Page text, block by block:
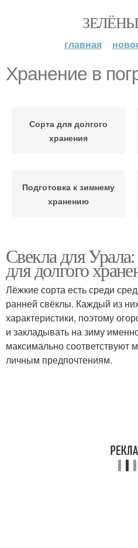
главная
Хранение в
Сорта для долгого
хранения
Подготовка к зимнему
хранению
Картошка в погребе
Картофель в погребе
Свекла для
для долгого
Лёжкие сорта есть среди
ранней свёклы. Каждый из
характеристики, поэтому
и закладывать на зиму
максимально соответствуют
личным предпочтениям.